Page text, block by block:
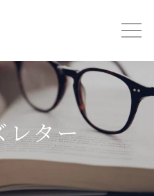
レター